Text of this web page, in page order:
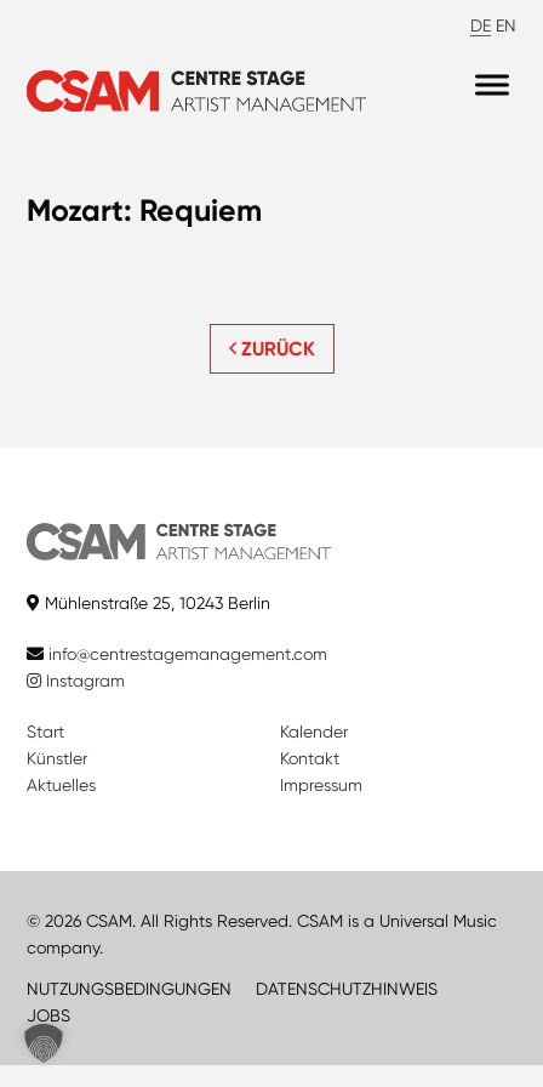
DE EN
Mozart: Requiem
ZURÜCK
Mühlenstraße 25, 10243 Berlin
info@centrestagemanagement.com
Instagram
Start
Künstler
Aktuelles
Kalender
Kontakt
Impressum
© 2026 CSAM. All Rights Reserved. CSAM is a Universal Music
company.
NUTZUNGSBEDINGUNGEN
DATENSCHUTZHINWEIS
JOBS